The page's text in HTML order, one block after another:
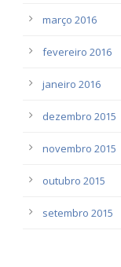
março 2016
fevereiro 2016
janeiro 2016
dezembro 2015
novembro 2015
outubro 2015
setembro 2015